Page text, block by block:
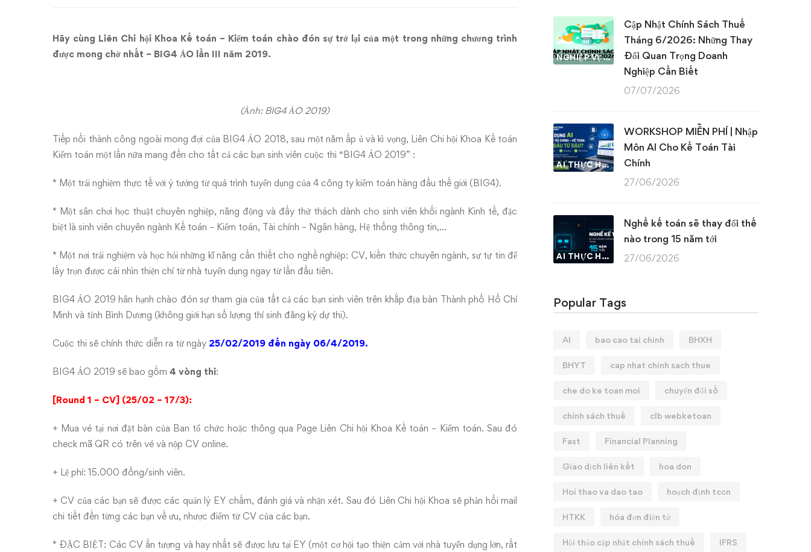
làm
việc
Hãy cùng Liên Chi hội Khoa Kế toán – Kiểm toán chào đón sự trở lại của một trong những chương trình
được mong chờ nhất – BIG4 ẢO lần III năm 2019.
(Ảnh: BIG4 ẢO 2019)
Tiếp nối thành công ngoài mong đợi của BIG4 ẢO 2018, sau một năm ấp ủ và kì vọng, Liên Chi hội Khoa Kế toán
Kiểm toán một lần nữa mang đến cho tất cả các bạn sinh viên cuộc thi “BIG4 ẢO 2019” :
* Một trải nghiệm thực tế với ý tưởng từ quá trình tuyển dụng của 4 công ty kiểm toán hàng đầu thế giới (BIG4).
* Một sân chơi học thuật chuyên nghiệp, năng động và đầy thử thách dành cho sinh viên khối ngành Kinh tế, đặc
biệt là sinh viên chuyên ngành Kế toán – Kiểm toán, Tài chính – Ngân hàng, Hệ thống thông tin,…
* Một nơi trải nghiệm và học hỏi những kĩ năng cần thiết cho nghề nghiệp: CV, kiến thức chuyên ngành, sự tự tin để
lấy trọn được cái nhìn thiện chí từ nhà tuyển dụng ngay từ lần đầu tiên.
BIG4 ẢO 2019 hân hạnh chào đón sự tham gia của tất cả các bạn sinh viên trên khắp địa bàn Thành phố Hồ Chí
Minh và tỉnh Bình Dương (không giới hạn số lượng thí sinh đăng ký dự thi).
Cuộc thi sẽ chính thức diễn ra từ ngày 25/02/2019 đến ngày 06/4/2019.
BIG4 ẢO 2019 sẽ bao gồm 4 vòng thi:
[Round 1 – CV] (25/02 – 17/3):
+ Mua vé tại nơi đặt bàn của Ban tổ chức hoặc thông qua Page Liên Chi hội Khoa Kế toán – Kiểm toán. Sau đó
check mã QR có trên vé và nộp CV online.
+ Lệ phí: 15.000 đồng/sinh viên.
+ CV của các bạn sẽ được các quản lý EY chấm, đánh giá và nhận xét. Sau đó Liên Chi hội Khoa sẽ phản hồi mail
chi tiết đến từng các bạn về ưu, nhược điểm từ CV của các bạn.
* ĐẶC BIỆT: Các CV ấn tượng và hay nhất sẽ được lưu tại EY (một cơ hội tạo thiện cảm với nhà tuyển dụng lớn, rất
NGHIỆP VỤ KẾ TOÁN & THUẾ
Cập Nhật Chính Sách Thuế
Tháng 6/2026: Những Thay
Đổi Quan Trọng Doanh
Nghiệp Cần Biết
07/07/2026
AI THỰC HÀNH
WORKSHOP MIỄN PHÍ | Nhập
Môn AI Cho Kế Toán Tài
Chính
27/06/2026
AI THỰC HÀNH
Nghề kế toán sẽ thay đổi thế
nào trong 15 năm tới
27/06/2026
Popular Tags
AI bao cao tai chinh BHXH
BHYT cap nhat chinh sach thue
che do ke toan moi chuyển đổi số
chính sách thuế clb webketoan
Fast Financial Planning
Giao dịch liên kết hoa don
Hoi thao va dao tao hoạch định tccn
HTKK hóa đơn điện tử
Hội thảo cập nhật chính sách thuế IFRS